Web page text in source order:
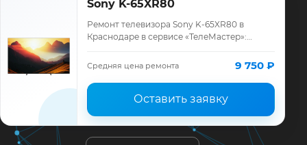
Sony K-65XR80
Ремонт телевизора Sony K-65XR80 в
Краснодаре в сервисе «ТелеМастер»:
ремонта, запчасти и гарантия до 12
месяцев.
Средняя цена ремонта 9 750 ₽
Оставить заявку